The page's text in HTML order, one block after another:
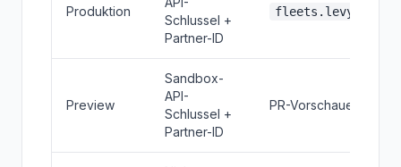
Produktion
Schlussel +
Partner-ID
Preview
Sandbox-
API-
Schlussel +
Partner-ID
PR-Vorschauen,